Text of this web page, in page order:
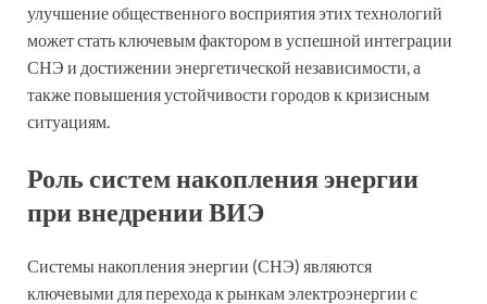
улучшение общественного восприятия этих технологий
может стать ключевым фактором в успешной интеграции
СНЭ и достижении энергетической независимости, а
также повышения устойчивости городов к кризисным
ситуациям.
Роль систем накопления энергии
при внедрении ВИЭ
Системы накопления энергии (СНЭ) являются
ключевыми для перехода к рынкам электроэнергии с